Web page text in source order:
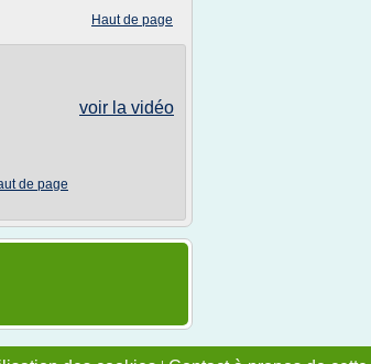
Haut de page
voir la vidéo
de page